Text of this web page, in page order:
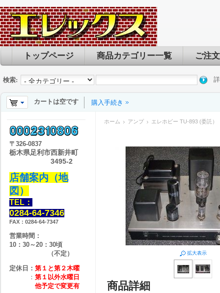
トップページ 商品カテゴリー一覧 ご注
検索:
カートは空です 購入手続き
ホーム アンプ エレホビー TU-893 (委託）
拡大表示
商品詳細
〒 326-0837
栃木県足利市西新井町
3495-2
店舗案内（地
図）
TEL：
0284-64-7346
FAX：0284-64-7347
営業時間：
10：30～20：30頃
（不定）
定休日： 第１と第２木曜
： 第１以外水曜日
他予定で変更有